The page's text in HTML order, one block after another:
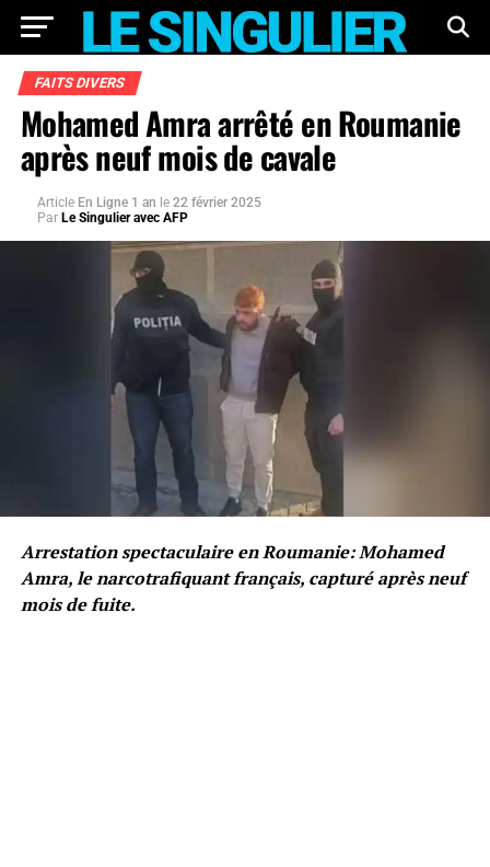
FAITS DIVERS
Mohamed Amra arrêté en Roumanie
après neuf mois de cavale
Article En Ligne 1 an le 22 février 2025
Par Le Singulier avec AFP
Arrestation spectaculaire en Roumanie: Mohamed
Amra, le narcotrafiquant français, capturé après neuf
mois de fuite.